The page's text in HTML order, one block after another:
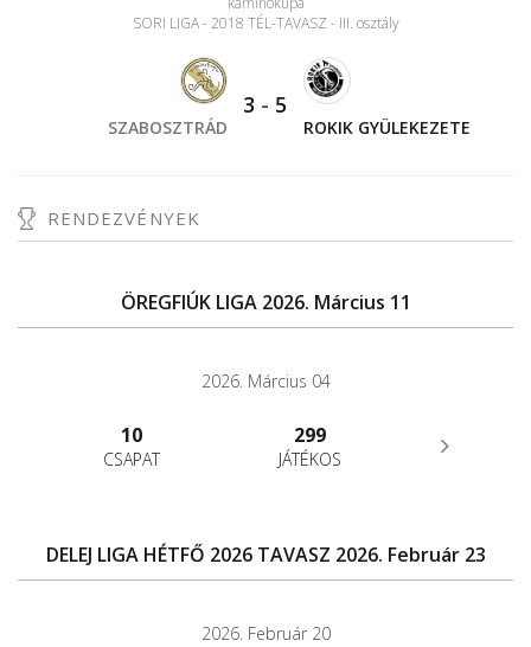
SORI LIGA - 2018 TÉL-TAVASZ - III. osztály
SZABOSZTRÁD
3 - 5
ROKIK GYÜLEKEZETE
RENDEZVÉNYEK
ÖREGFIÚK LIGA 2026. Március 11
2026. Március 04
10
CSAPAT
299
JÁTÉKOS
DELEJ LIGA HÉTFŐ 2026 TAVASZ 2026. Február 23
2026. Február 20